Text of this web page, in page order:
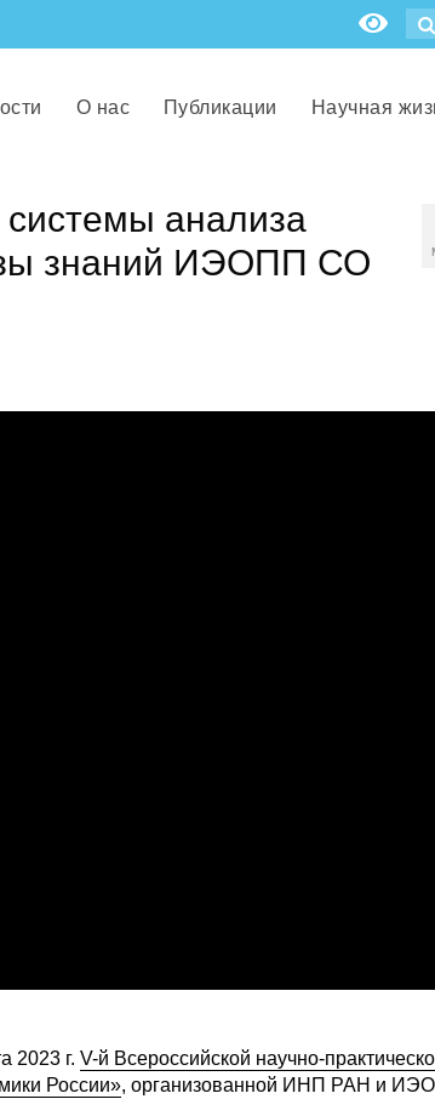
О нас Публикации Научная
анализа
знаний ИЭОПП СО
2023 г. V-й Всероссийской научно-
России», организованной ИНП РАН и